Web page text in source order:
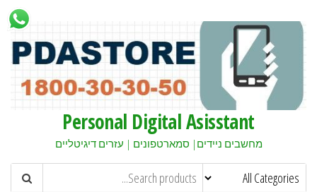
Personal Digital Asisstant
מחשבים ניידים| סמארטפונים | עזרים דיגיטליים